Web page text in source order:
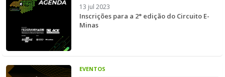
13 jul 2023
Inscrições para a 2° edição do Circuito E-
Minas
EVENTOS